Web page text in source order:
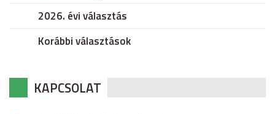
2026. évi választás
Korábbi választások
KAPCSOLAT